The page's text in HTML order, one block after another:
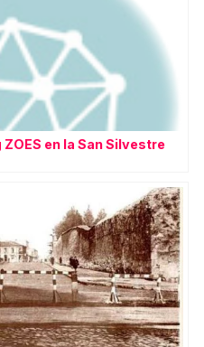
en la San Silvestre